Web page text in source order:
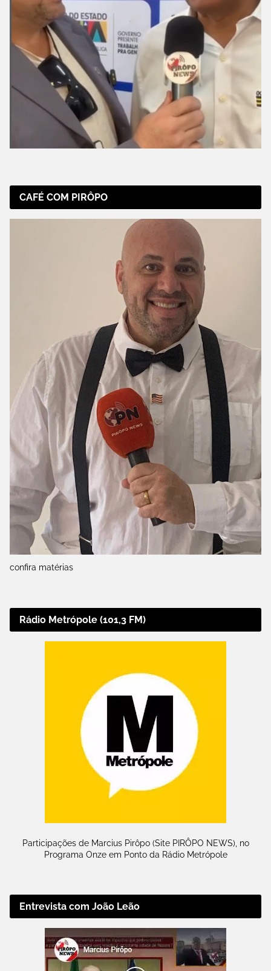
CAFÉ COM PIRÔPO
confira matérias
Rádio Metrópole (101,3 FM)
Participações de Marcius Pirôpo (Site PIRÔPO NEWS), no
Programa Onze em Ponto da Rádio Metrópole
Entrevista com João Leão